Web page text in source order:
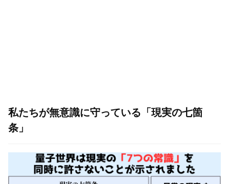
私たちが無意識に守っている「現実の七箇
条」